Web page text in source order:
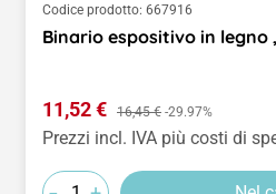
Codice prodotto: 667916
Binario espositivo in legno
Prezzo di vendita:
11,52 € Prezzo normale:
16,45 € -29.97%
Prezzi incl. IVA più costi di